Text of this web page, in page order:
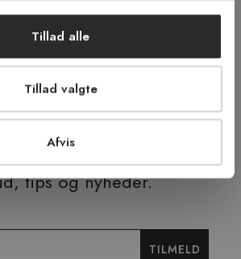
Tillad alle
Tillad valgte
Afvis
RETUR
vores nyhedsbrev og få
tips og nyheder.
TILMELD